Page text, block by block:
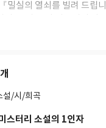
밀실의 열쇠를 빌려 드립
활약하며, 미궁에 빠진 살
.
설/시/희곡
스터리 소설의 1인자